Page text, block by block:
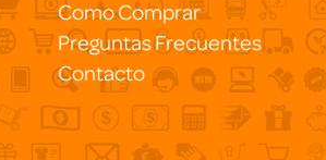
Como Comprar
Preguntas Frecuentes
Contacto